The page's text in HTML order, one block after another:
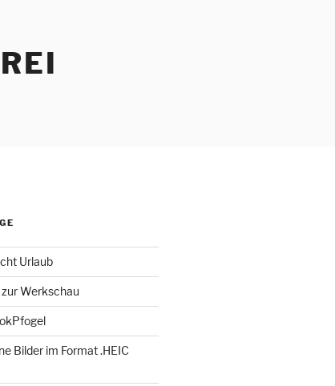
Urlaub
Werkschau
Bilder im Format .HEIC